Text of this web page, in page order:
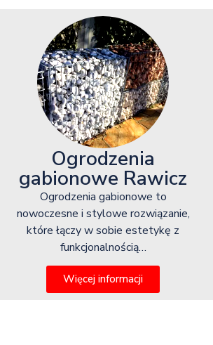
Ogrodzenia
gabionowe Rawicz
Ogrodzenia gabionowe to
nowoczesne i stylowe rozwiązanie,
które łączy w sobie estetykę z
funkcjonalnością…
Więcej informacji